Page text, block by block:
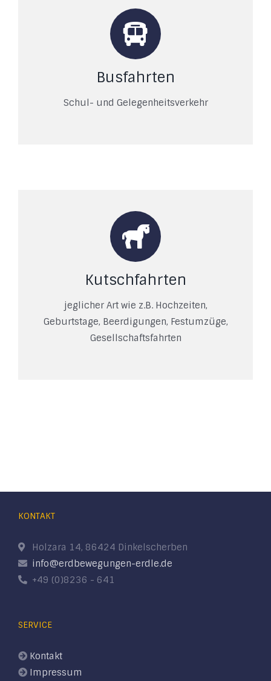
Busfahrten
Schul- und Gelegenheitsverkehr
Kutschfahrten
jeglicher Art wie z.B. Hochzeiten,
Geburtstage, Beerdigungen, Festumzüge,
Gesellschaftsfahrten
KONTAKT
Holzara 14, 86424 Dinkelscherben
info@erdbewegungen-erdle.de
+49 (0)8236 - 641
SERVICE
Kontakt
Impressum